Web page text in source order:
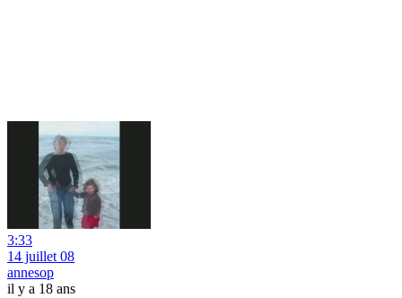
3:33
14 juillet 08
annesop
il y a 18 ans